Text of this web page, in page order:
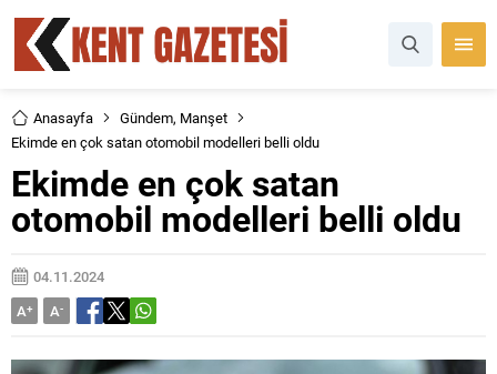
Anasayfa Gündem, Manşet
Ekimde en çok satan otomobil modelleri belli oldu
Ekimde en çok satan
otomobil modelleri belli oldu
04.11.2024
A+ A-